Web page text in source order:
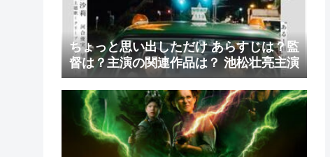
ちょっと思い出しただけ あらすじは？監
督は？主演の関連作品は？ 池松壮亮主演